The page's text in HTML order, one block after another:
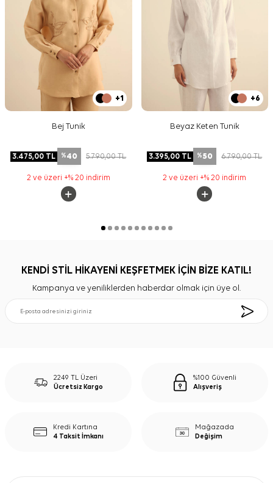
+1
Bej Tunik
3.475,00 TL %40 5.790,00TL
2 ve üzeri +% 20 indirim
+6
Beyaz Keten Tunik
3.395,00 TL %50 6.790,00TL
2 ve üzeri +% 20 indirim
KENDİ STİL HİKAYENİ KEŞFETMEK İÇİN BİZE KATIL!
Kampanya ve yeniliklerden haberdar olmak için üye ol.
2249 TL Üzeri
Ücretsiz Kargo
%100 Güvenli
Alışveriş
Kredi Kartına
4 Taksit İmkanı
Mağazada
Değişim